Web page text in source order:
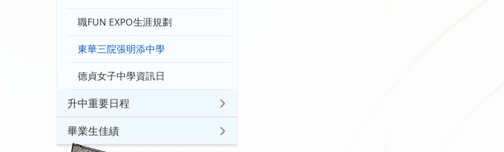
職FUN EXPO生涯規劃
東華三院張明添中學
德貞女子中學資訊日
升中重要日程
畢業生佳績